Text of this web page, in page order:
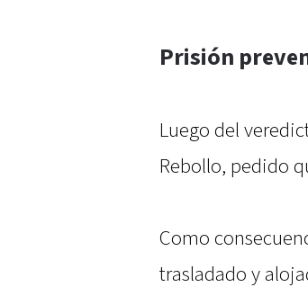
Prisión
Luego del
Rebollo, pedido
Como
trasladado y